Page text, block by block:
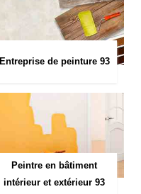
Entreprise de peinture 93
Peintre en bâtiment
intérieur et extérieur 93